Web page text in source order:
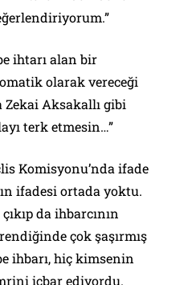
ihtarı alan bir
olarak vereceği
Aksakallı gibi
terk etmesin…”
Komisyonu’nda ifade
ifadesi ortada yoktu.
da ihbarcının
çok şaşırmış
ihbarı, hiç kimsenin
icbar ediyordu.